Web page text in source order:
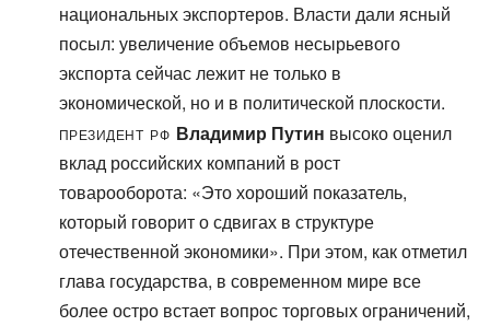
национальных экспортеров. Власти дали ясный
посыл: увеличение объемов несырьевого
экспорта сейчас лежит не только в
экономической, но и в политической плоскости.
Президент РФ Владимир Путин высоко оценил
вклад российских компаний в рост
товарооборота: «Это хороший показатель,
который говорит о сдвигах в структуре
отечественной экономики». При этом, как отметил
глава государства, в современном мире все
более остро встает вопрос торговых ограничений,